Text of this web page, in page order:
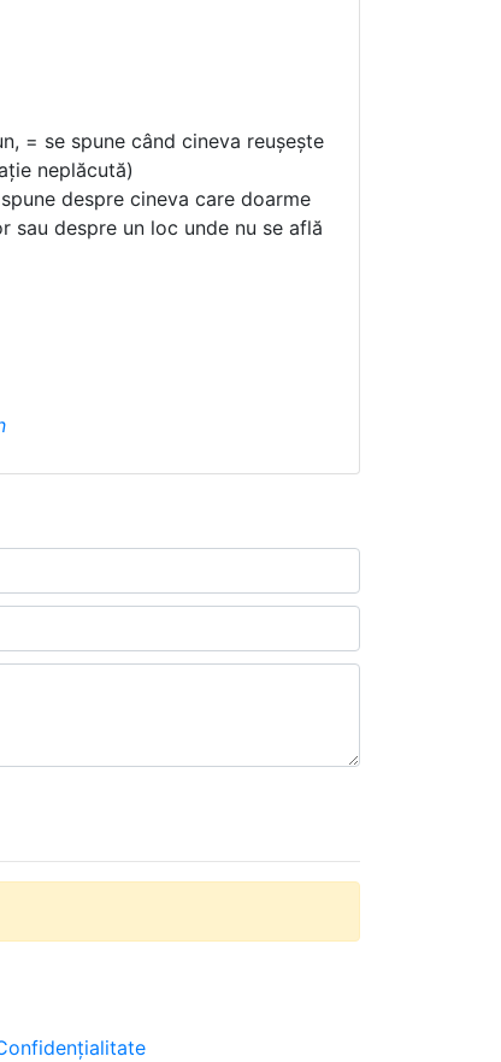
= se spune când cineva reușește
neplăcută)
despre cineva care doarme
sau despre un loc unde nu se află